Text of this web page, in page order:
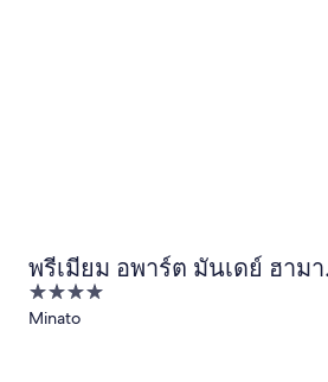
พรีเมียม อพาร์ต มันเดย์ ฮามา
มัตสึโช สเตชัน
4
out
Minato